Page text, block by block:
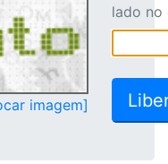
imagem]
lado no